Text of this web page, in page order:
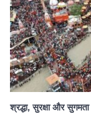
श्रद्धा, सुरक्षा और